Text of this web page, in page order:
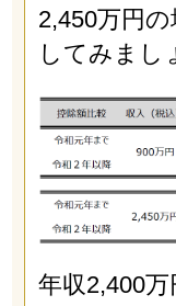
2,450万円
してみまし
年収2,400